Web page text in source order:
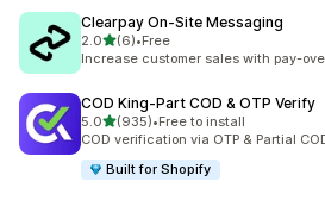
Clearpay On‑Site Messaging
2.0เต็ม 5 ดาว
(6)
ทั้งหมด 6 รีวิว
•Free
Increase customer sales with pay-
COD King‑Part COD & OTP Verify
5.0เต็ม 5 ดาว
(935)
ทั้งหมด 935 รีวิว
•Free to install
COD verification via OTP & Partial
Built for Shopify